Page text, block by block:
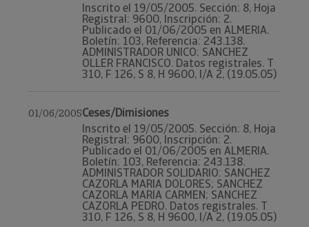
Inscrito el 19/05/2005. Sección: 8, Hoja
Registral: 9600, Inscripción: 2.
Publicado el 01/06/2005 en ALMERIA.
Boletín: 103, Referencia: 243.138.
ADMINISTRADOR UNICO: SANCHEZ
OLLER FRANCISCO. Datos registrales. T
310, F 126, S 8, H 9600, I/A 2, (19.05.05)
01/06/2005Ceses/Dimisiones
Inscrito el 19/05/2005. Sección: 8, Hoja
Registral: 9600, Inscripción: 2.
Publicado el 01/06/2005 en ALMERIA.
Boletín: 103, Referencia: 243.138.
ADMINISTRADOR SOLIDARIO: SANCHEZ
CAZORLA MARIA DOLORES; SANCHEZ
CAZORLA MARIA CARMEN; SANCHEZ
CAZORLA PEDRO. Datos registrales. T
310, F 126, S 8, H 9600, I/A 2, (19.05.05)